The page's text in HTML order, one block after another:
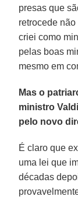
presas que
retrocede
criei como
pelas boas
mesmo em
Mas o
ministro
pelo novo
É claro que
uma lei que
décadas